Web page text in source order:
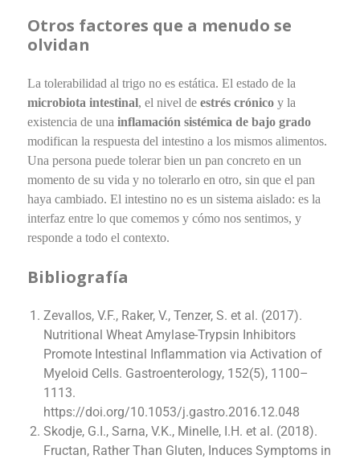
Otros factores que a menudo se
olvidan
La tolerabilidad al trigo no es estática. El estado de la
microbiota intestinal, el nivel de estrés crónico y la
existencia de una inflamación sistémica de bajo grado
modifican la respuesta del intestino a los mismos alimentos.
Una persona puede tolerar bien un pan concreto en un
momento de su vida y no tolerarlo en otro, sin que el pan
haya cambiado. El intestino no es un sistema aislado: es la
interfaz entre lo que comemos y cómo nos sentimos, y
responde a todo el contexto.
Bibliografía
Zevallos, V.F., Raker, V., Tenzer, S. et al. (2017).
Nutritional Wheat Amylase-Trypsin Inhibitors
Promote Intestinal Inflammation via Activation of
Myeloid Cells. Gastroenterology, 152(5), 1100–
1113.
https://doi.org/10.1053/j.gastro.2016.12.048
Skodje, G.I., Sarna, V.K., Minelle, I.H. et al. (2018).
Fructan, Rather Than Gluten, Induces Symptoms in